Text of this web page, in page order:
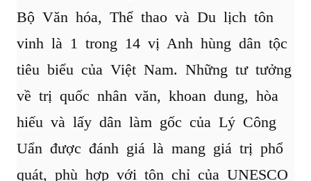
Bộ Văn hóa, Thể thao và Du lịch tôn
vinh là 1 trong 14 vị Anh hùng dân tộc
tiêu biểu của Việt Nam. Những tư tưởng
về trị quốc nhân văn, khoan dung, hòa
hiếu và lấy dân làm gốc của Lý Công
Uẩn được đánh giá là mang giá trị phổ
quát, phù hợp với tôn chỉ của UNESCO